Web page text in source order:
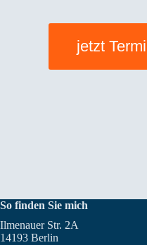
jetzt
So finden Sie mich
Ilmenauer Str. 2A
14193 Berlin